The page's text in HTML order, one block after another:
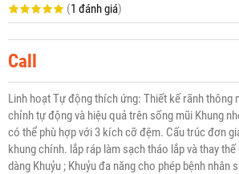
(1 đánh giá)
Call
Linh hoạt Tự động thích ứng: Thiết kế rãnh thông
chỉnh tự động và hiệu quả trên sống mũi Khung
có thể phù hợp với 3 kích cỡ đệm. Cấu trúc đơn
khung chính. lắp ráp làm sạch tháo lắp và thay
dàng Khuỷu ; Khuỷu đa năng cho phép bệnh nhân